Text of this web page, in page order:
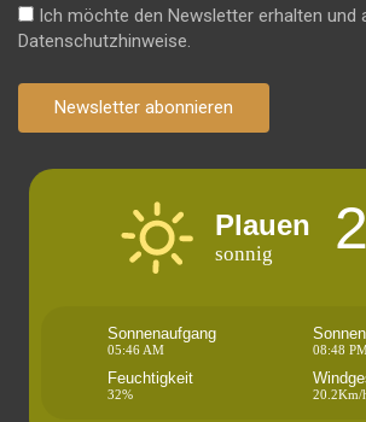
Ich möchte den Newsletter erhalten und
Datenschutzhinweise.
Newsletter abonnieren
Plauen
sonnig
Sonnenaufgang
05:46 AM 08:48
Feuchtigkeit
32% 20.2Km/